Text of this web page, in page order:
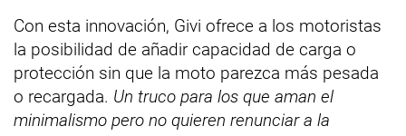
Con esta innovación, Givi ofrece a los motoristas
la posibilidad de añadir capacidad de carga o
protección sin que la moto parezca más pesada
o recargada. Un truco para los que aman el
minimalismo pero no quieren renunciar a la